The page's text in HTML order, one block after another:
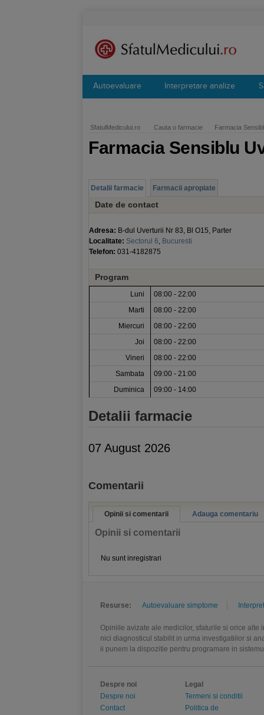
Autoevaluare Interpretare analize
SfatulMedicului.ro Cauta o farmacie Farmacia
Farmacia Sensiblu
Detalii farmacie Farmacii apropiate
Date de contact
Adresa: B-dul Uverturii Nr 83, Bl O15, Parter
Localitate: Sectorul 6, Bucuresti
Telefon: 031-4182875
Program
Luni
08:00 - 22:00
Marti
08:00 - 22:00
Miercuri
08:00 - 22:00
Joi
08:00 - 22:00
Vineri
08:00 - 22:00
Sambata
09:00 - 21:00
Duminica
09:00 - 14:00
Detalii farmacie
07 August 2026
Comentarii
Opinii si comentarii Adauga comentariu
Opinii si comentarii
Nu sunt inregistrari
Resurse: Autoevaluare simptome
Opiniile avizate ale medicilor, sfaturile si orice
nici diagnosticul stabilit in urma investigatiilor si
ii punem la dispozitie pentru programare in
Despre noi
Despre noi
Contact
Legal
Termeni si conditii
Politica de